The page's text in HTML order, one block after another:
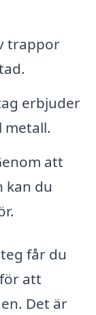
trappor
erbjuder
metall.
att
kan du
får du
att
Det är